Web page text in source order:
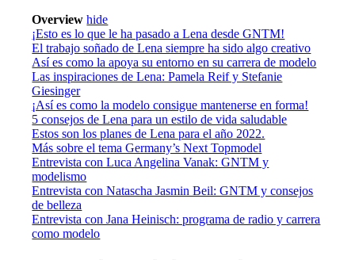
Overview hide
¡Esto es lo que le ha pasado a Lena desde GNTM!
El trabajo soñado de Lena siempre ha sido algo creativo
Así es como la apoya su entorno en su carrera de modelo
Las inspiraciones de Lena: Pamela Reif y Stefanie
Giesinger
¡Así es como la modelo consigue mantenerse en forma!
5 consejos de Lena para un estilo de vida saludable
Estos son los planes de Lena para el año 2022.
Más sobre el tema Germany’s Next Topmodel
Entrevista con Luca Angelina Vanak: GNTM y
modelismo
Entrevista con Natascha Jasmin Beil: GNTM y consejos
de belleza
Entrevista con Jana Heinisch: programa de radio y carrera
como modelo